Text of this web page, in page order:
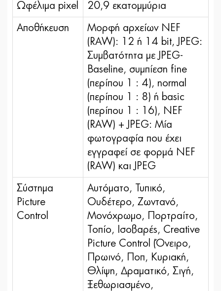
Ωφέλιμα pixel 20,9 εκατομμύρια
Αποθήκευση
Μορφή αρχείων NEF
(RAW): 12 ή 14 bit, JPEG:
Συμβατότητα με JPEG-
Baseline, συμπίεση fine
(περίπου 1 : 4), normal
(περίπου 1 : 8) ή basic
(περίπου 1 : 16), NEF
(RAW) + JPEG: Μία
φωτογραφία που έχει
εγγραφεί σε φορμά NEF
(RAW) και JPEG
Σύστημα
Picture
Control
Αυτόματο, Τυπικό,
Ουδέτερο, Ζωντανό,
Μονόχρωμο, Πορτραίτο,
Τοπίο, Ισοβαρές, Creative
Picture Control (Όνειρο,
Πρωινό, Ποπ, Κυριακή,
Θλίψη, Δραματικό, Σιγή,
Ξεθωριασμένο,